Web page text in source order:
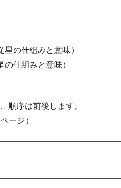
の仕組みと意味）
仕組みと意味）
序は前後します。
ージ）